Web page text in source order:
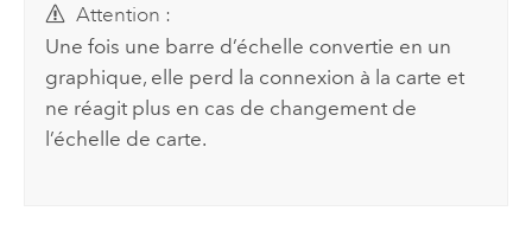
Attention :
Une fois une barre d’échelle convertie en un
graphique, elle perd la connexion à la carte et
ne réagit plus en cas de changement de
l’échelle de carte.